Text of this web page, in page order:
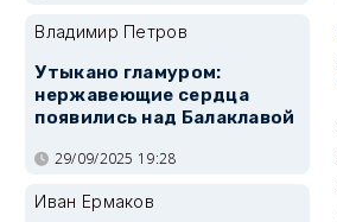
Владимир Петров
Утыкано гламуром:
нержавеющие сердца
появились над Балаклавой
29/09/2025 19:28
Иван Ермаков